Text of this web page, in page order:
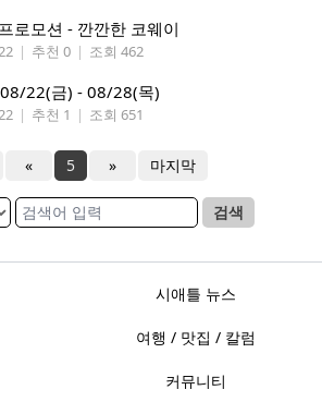
로모션 - 깐깐한 코웨이
| 추천 0 | 조회 462
22(금) - 08/28(목)
| 추천 1 | 조회 651
« 5 » 마지막
검색
시애틀 뉴스
여행 / 맛집 / 칼럼
커뮤니티